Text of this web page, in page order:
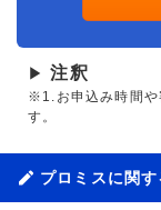
▶ 注釈
※1.お申込み時間や
す。
プロミスに関